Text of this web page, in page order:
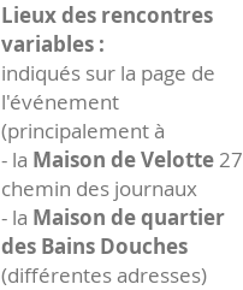
Lieux des rencontres
variables :
indiqués sur la page de
l'événement
(principalement à
- la Maison de Velotte27
chemin des journaux
- la Maison de quartier
des Bains Douches
(différentes adresses)